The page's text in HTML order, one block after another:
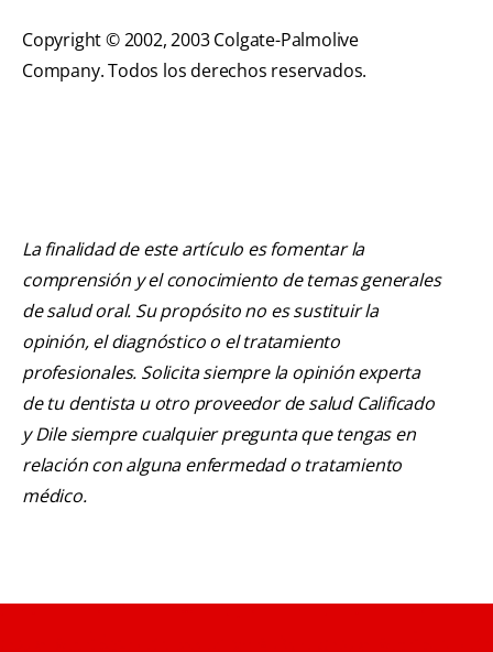
Copyright © 2002, 2003 Colgate-Palmolive
Company. Todos los derechos reservados.
La finalidad de este artículo es fomentar la
comprensión y el conocimiento de temas generales
de salud oral. Su propósito no es sustituir la
opinión, el diagnóstico o el tratamiento
profesionales. Solicita siempre la opinión experta
de tu dentista u otro proveedor de salud Calificado
y Dile siempre cualquier pregunta que tengas en
relación con alguna enfermedad o tratamiento
médico.